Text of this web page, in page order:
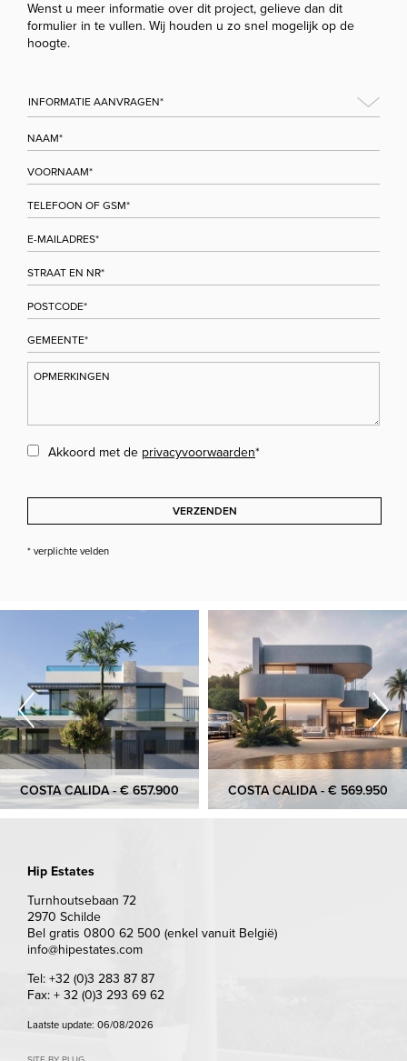
Wenst u meer informatie over dit project, gelieve dan dit
formulier in te vullen. Wij houden u zo snel mogelijk op de
hoogte.
Akkoord met de privacyvoorwaarden*
VERZENDEN
* verplichte velden
COSTA CALIDA - € 657.900 COSTA CALIDA - € 569.950
Hip Estates
Turnhoutsebaan 72
2970 Schilde
Bel gratis 0800 62 500 (enkel vanuit België)
info@hipestates.com
Tel: +32 (0)3 283 87 87
Fax: + 32 (0)3 293 69 62
Laatste update: 06/08/2026